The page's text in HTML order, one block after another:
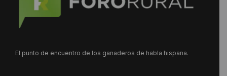
El punto de encuentro de los ganaderos de habla hispana.